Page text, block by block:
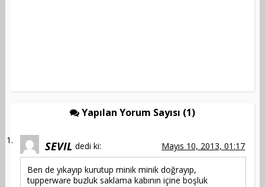
Yapılan Yorum Sayısı (1)
SEVIL dedi ki: Mayıs 10, 2013, 01:17
Ben de yıkayıp kurutup minik minik doğrayıp,
tupperware buzluk saklama kabının içine boşluk